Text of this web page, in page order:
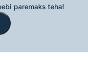
paremaks teha!